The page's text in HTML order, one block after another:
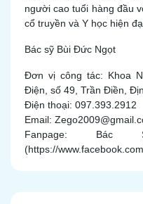
người cao tuổi hàng đầu
cổ truyền và Y học hiện
Bác sỹ Bùi Đức Ngọt
Đơn vị công tác: Khoa
Điện, số 49, Trần Điền,
Điện thoại: 097.393.2912
Email:
Fanpage:
(https://